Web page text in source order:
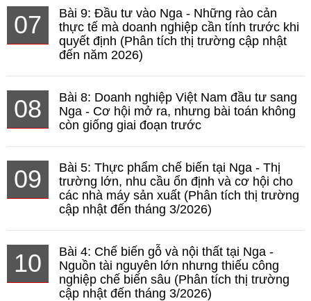
07
Bài 9: Đầu tư vào Nga - Những rào cản
thực tế mà doanh nghiệp cần tính trước khi
quyết định (Phân tích thị trường cập nhật
đến năm 2026)
08
Bài 8: Doanh nghiệp Việt Nam đầu tư sang
Nga - Cơ hội mở ra, nhưng bài toán không
còn giống giai đoạn trước
09
Bài 5: Thực phẩm chế biến tại Nga - Thị
trường lớn, nhu cầu ổn định và cơ hội cho
các nhà máy sản xuất (Phân tích thị trường
cập nhật đến tháng 3/2026)
10
Bài 4: Chế biến gỗ và nội thất tại Nga -
Nguồn tài nguyên lớn nhưng thiếu công
nghiệp chế biến sâu (Phân tích thị trường
cập nhật đến tháng 3/2026)